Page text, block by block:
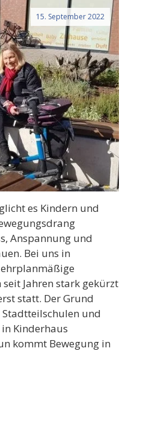
15. September 2022
es Kindern und
Anspannung und
Bei uns in
Jahren stark gekürzt
statt. Der Grund
und
Kinderhaus
kommt Bewegung in